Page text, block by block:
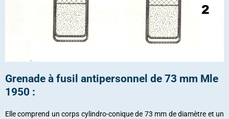
Grenade à fusil antipersonnel de 73 mm Mle
1950 :
Elle comprend un corps cylindro-conique de 73 mm de diamètre et un